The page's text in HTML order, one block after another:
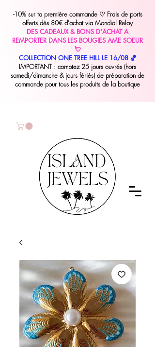
-10% sur ta première commande ♡ Frais de ports
offerts dès 80€ d'achat via Mondial Relay
DES CADEAUX & BONS D'ACHAT A
REMPORTER DANS LES BOUGIES AME SOEUR
💘
COLLECTION ONE TREE HILL LE 16/08 🏀
IMPORTANT : comptez 25 jours ouvrés (hors
samedi/dimanche & jours fériés) de préparation de
commande pour tous les produits de la boutique